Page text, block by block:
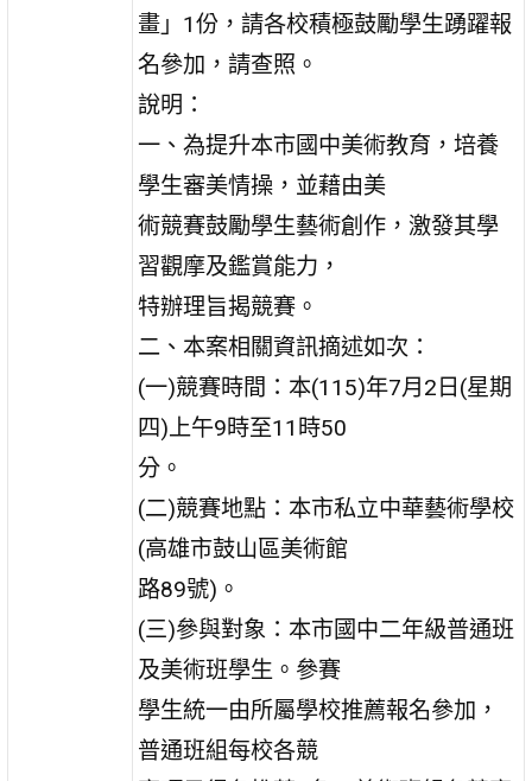
畫」1份，請各校積極鼓勵學生踴躍報
名參加，請查照。
說明：
一、為提升本市國中美術教育，培養
學生審美情操，並藉由美
術競賽鼓勵學生藝術創作，激發其學
習觀摩及鑑賞能力，
特辦理旨揭競賽。
二、本案相關資訊摘述如次：
(一)競賽時間：本(115)年7月2日(星期
四)上午9時至11時50
分。
(二)競賽地點：本市私立中華藝術學校
(高雄市鼓山區美術館
路89號)。
(三)參與對象：本市國中二年級普通班
及美術班學生。參賽
學生統一由所屬學校推薦報名參加，
普通班組每校各競